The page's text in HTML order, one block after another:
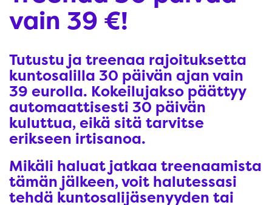
vain 39 €!
Tutustu ja treenaa rajoituksetta
kuntosalilla 30 päivän ajan vain
39 eurolla. Kokeilujakso päättyy
automaattisesti 30 päivän
kuluttua, eikä sitä tarvitse
erikseen irtisanoa.
Mikäli haluat jatkaa treenaamista
tämän jälkeen, voit halutessasi
tehdä kuntosalijäsenyyden tai